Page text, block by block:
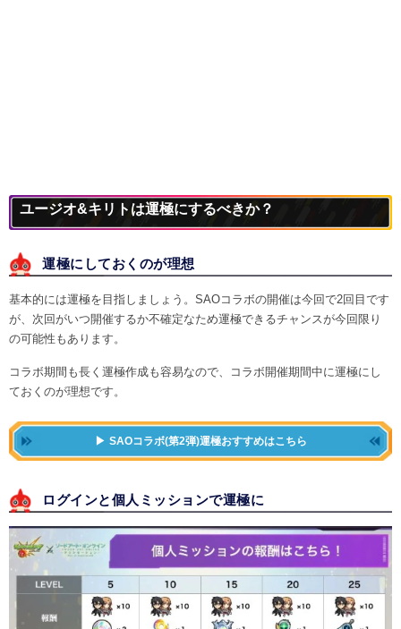
ユージオ&キリトは運極にするべきか？
運極にしておくのが理想
基本的には運極を目指しましょう。SAOコラボの開催は今回で2回目です
が、次回がいつ開催するか不確定なため運極できるチャンスが今回限り
の可能性もあります。
コラボ期間も長く運極作成も容易なので、コラボ開催期間中に運極にし
ておくのが理想です。
SAOコラボ(第2弾)運極おすすめはこちら
ログインと個人ミッションで運極に